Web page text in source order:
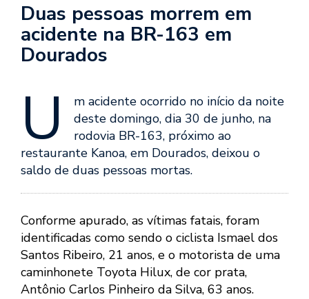
Duas pessoas morrem em
acidente na BR-163 em
Dourados
U
m acidente ocorrido no início da noite
deste domingo, dia 30 de junho, na
rodovia BR-163, próximo ao
restaurante Kanoa, em Dourados, deixou o
saldo de duas pessoas mortas.
Conforme apurado, as vítimas fatais, foram
identificadas como sendo o ciclista Ismael dos
Santos Ribeiro, 21 anos, e o motorista de uma
caminhonete Toyota Hilux, de cor prata,
Antônio Carlos Pinheiro da Silva, 63 anos.